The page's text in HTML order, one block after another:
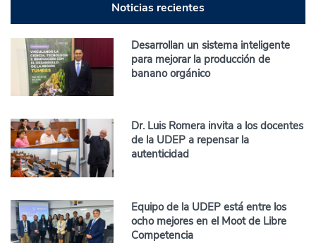
Noticias recientes
Desarrollan un sistema inteligente
para mejorar la producción de
banano orgánico
Dr. Luis Romera invita a los docentes
de la UDEP a repensar la
autenticidad
Equipo de la UDEP está entre los
ocho mejores en el Moot de Libre
Competencia